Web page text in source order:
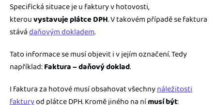
Specifická situace je u faktury v hotovosti,
kterouvystavuje plátce DPH. V takovém případě se faktura
stávádaňovým dokladem.
Tato informace se musí objevit i v jejím označení. Tedy
například:Faktura – daňový doklad.
I faktura za hotové musí obsahovat všechnynáležitosti
fakturyod plátce DPH. Kromě jiného na nímusí být: